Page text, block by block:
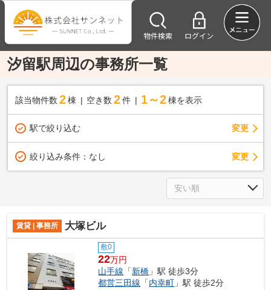
物件検索 ログイン
汐留駅周辺の事務所一覧
該当物件数 2棟 空き数 2 件 1～2 棟を表示
駅で絞り込む 変更
絞り込み条件： なし 変更
賃貸 | 事務所 大塚ビル
敷0
22万円
山手線 「新橋 」駅 徒歩3分
都営三田線 「内幸町 」駅 徒歩2分